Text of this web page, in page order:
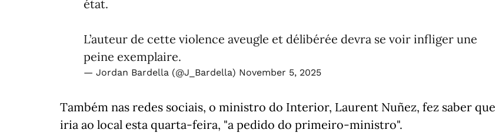
état.
L’auteur de cette violence aveugle et délibérée devra se voir infliger une
peine exemplaire.
— Jordan Bardella (@J_Bardella) November 5, 2025
Também nas redes sociais, o ministro do Interior, Laurent Nuñez, fez saber que
iria ao local esta quarta-feira, "a pedido do primeiro-ministro".